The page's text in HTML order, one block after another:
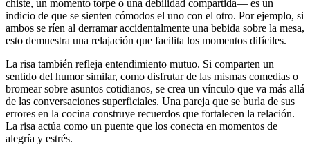
chiste, un momento torpe o una debilidad compartida— es un
indicio de que se sienten cómodos el uno con el otro. Por ejemplo, si
ambos se ríen al derramar accidentalmente una bebida sobre la mesa,
esto demuestra una relajación que facilita los momentos difíciles.
La risa también refleja entendimiento mutuo. Si comparten un
sentido del humor similar, como disfrutar de las mismas comedias o
bromear sobre asuntos cotidianos, se crea un vínculo que va más allá
de las conversaciones superficiales. Una pareja que se burla de sus
errores en la cocina construye recuerdos que fortalecen la relación.
La risa actúa como un puente que los conecta en momentos de
alegría y estrés.